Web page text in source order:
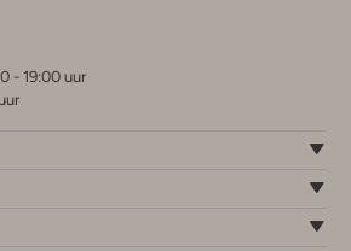
- 19:00 uur